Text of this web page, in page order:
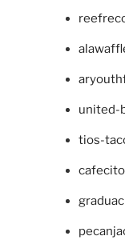
united-
tios-